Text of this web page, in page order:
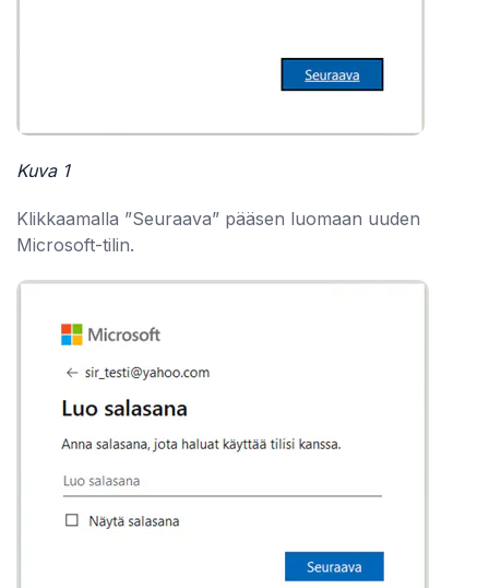
Kuva 1
Klikkaamalla ”Seuraava” pääsen luomaan uuden
Microsoft-tilin.